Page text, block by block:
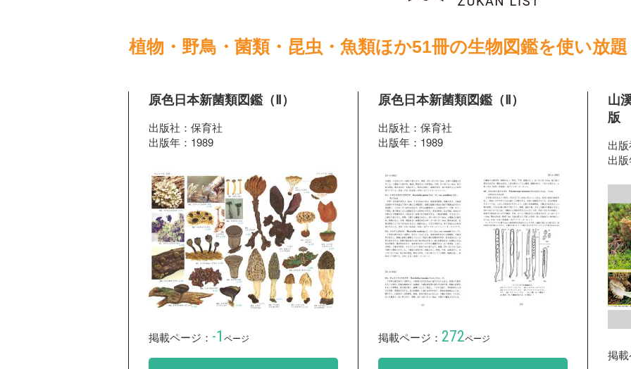
植物・野鳥・菌類・昆虫・魚類ほか51冊の生物図鑑を使い放題
原色日本新菌類図鑑（Ⅱ）
出版社：保育社
出版年：1989
掲載ページ： -1 ページ
原色日本新菌類図鑑（Ⅱ）
出版社：保育社
出版年：1989
掲載ページ： 272ページ
山
版
出
出
掲